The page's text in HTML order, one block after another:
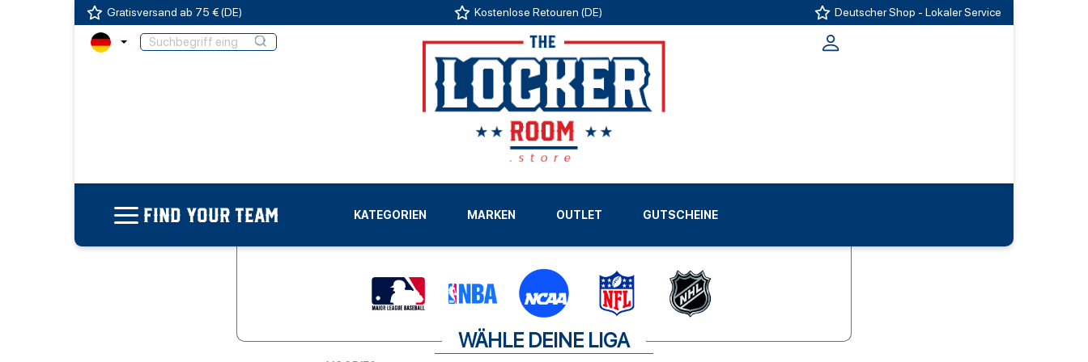
Gratisversand ab 75 € (DE) Kostenlose Retouren (DE) Deutscher Shop - Lokaler Service
FIND YOUR TEAM KATEGORIEN MARKEN
LIGEN
OUTLET GUTSCHEINE
WÄHLE DEINE LIGA